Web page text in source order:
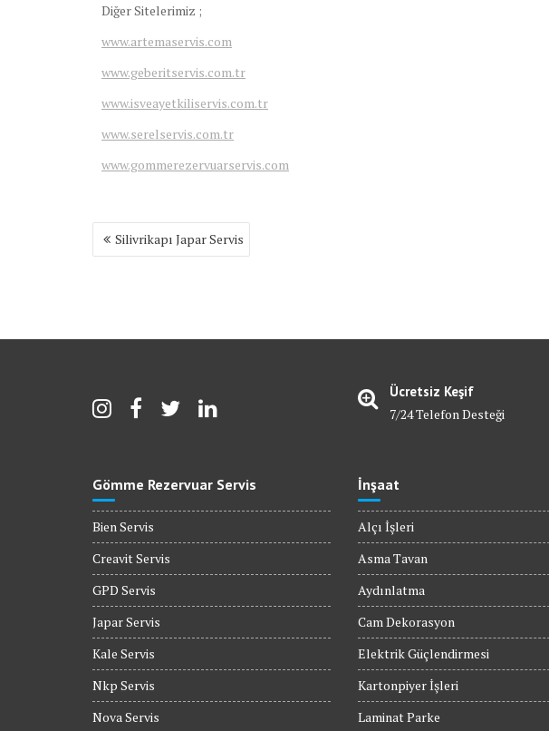
Diğer Sitelerimiz ;
www.artemaservis.com
www.geberitservis.com.tr
www.isveayetkiliservis.com.tr
www.serelservis.com.tr
www.gommerezervuarservis.com
Yazı
gezinmesi
Silivrikapı Japar Servis
Ücretsiz Keşif
7/24 Telefon Desteği
Gömme Rezervuar Servis
Bien Servis
Creavit Servis
GPD Servis
Japar Servis
Kale Servis
Nkp Servis
Nova Servis
İnşaat
Alçı İşleri
Asma Tavan
Aydınlatma
Cam Dekorasyon
Elektrik Güçlendirmesi
Kartonpiyer İşleri
Laminat Parke